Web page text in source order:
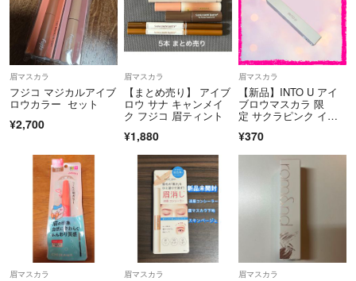
眉マスカラ
フジコ マジカルアイブ
ロウカラー セット
¥2,700
眉マスカラ
【まとめ売り】 アイブ
ロウ サナ キャンメイ
ク フジコ 眉ティント
¥1,880
眉マスカラ
【新品】INTO U アイ
ブロウマスカラ 限
定 サクラピンク イン
¥370
眉マスカラ 眉マスカラ 眉マスカラ